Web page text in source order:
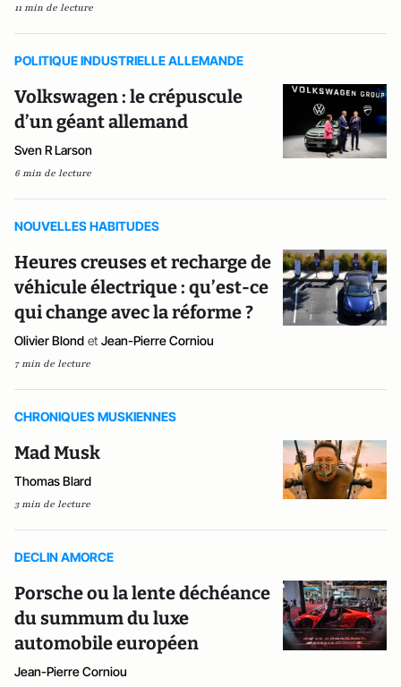
11 min de lecture
POLITIQUE INDUSTRIELLE ALLEMANDE
Volkswagen : le crépuscule
d’un géant allemand
Sven R Larson
6 min de lecture
NOUVELLES HABITUDES
Heures creuses et recharge de
véhicule électrique : qu’est-ce
qui change avec la réforme ?
Olivier Blond et Jean-Pierre Corniou
7 min de lecture
CHRONIQUES MUSKIENNES
Mad Musk
Thomas Blard
3 min de lecture
DECLIN AMORCE
Porsche ou la lente déchéance
du summum du luxe
automobile européen
Jean-Pierre Corniou